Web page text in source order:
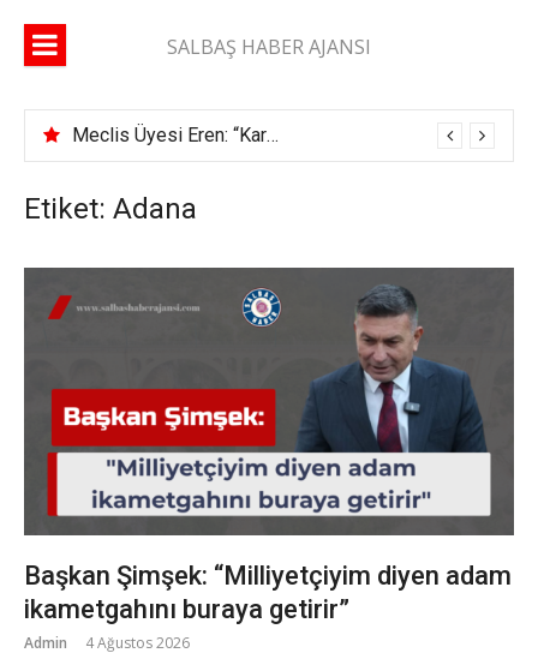
SALBAŞ HABER AJANSI
Meclis Üyesi Eren: “Karaisalı yolunda 2 ay geçti, şerit çizgisi bile çekilmedi”
Etiket: Adana
Başkan Şimşek: “Milliyetçiyim diyen adam
ikametgahını buraya getirir”
Admin 4 Ağustos 2026